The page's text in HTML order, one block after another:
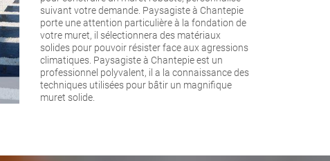
suivant votre demande. Paysagiste à Chantepie
porte une attention particulière à la fondation de
votre muret, il sélectionnera des matériaux
solides pour pouvoir résister face aux agressions
climatiques. Paysagiste à Chantepie est un
professionnel polyvalent, il a la connaissance des
techniques utilisées pour bâtir un magnifique
muret solide.